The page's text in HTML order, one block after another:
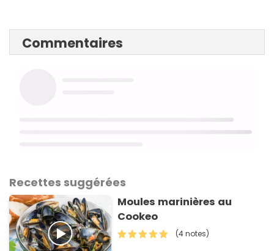
Commentaires
Recettes suggérées
Moules marinières au
Cookeo
(4 notes)